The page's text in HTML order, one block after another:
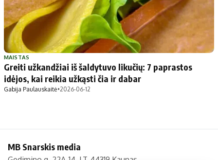
Redakcijos politika
Receptai
MAISTAS
Greiti užkandžiai iš šaldytuvo likučių: 7 paprastos
idėjos, kai reikia užkąsti čia ir dabar
Gabija Paulauskaitė•2026-06-12
MB Snarskis media